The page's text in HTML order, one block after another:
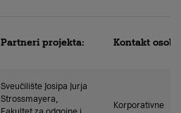
Partneri projekta: Kontakt
Sveučilište Josipa Jurja
Strossmayera,
Korporativne